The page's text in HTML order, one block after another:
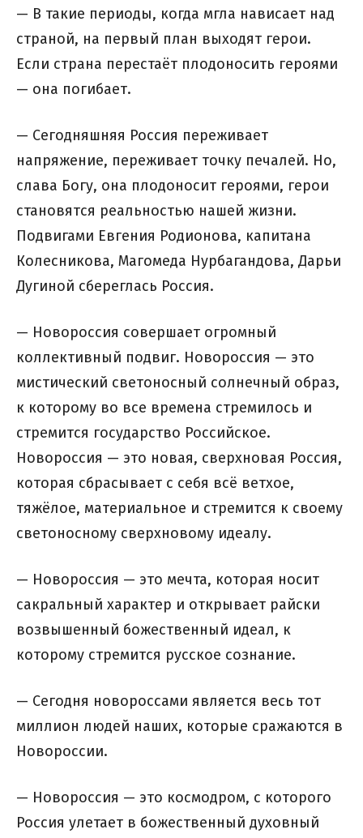
— В такие периоды, когда мгла нависает над
страной, на первый план выходят герои.
Если страна перестаёт плодоносить героями
— она погибает.
— Сегодняшняя Россия переживает
напряжение, переживает точку печалей. Но,
слава Богу, она плодоносит героями, герои
становятся реальностью нашей жизни.
Подвигами Евгения Родионова, капитана
Колесникова, Магомеда Нурбагандова, Дарьи
Дугиной сбереглась Россия.
— Новороссия совершает огромный
коллективный подвиг. Новороссия — это
мистический светоносный солнечный образ,
к которому во все времена стремилось и
стремится государство Российское.
Новороссия — это новая, сверхновая Россия,
которая сбрасывает с себя всё ветхое,
тяжёлое, материальное и стремится к своему
светоносному сверхновому идеалу.
— Новороссия — это мечта, которая носит
сакральный характер и открывает райски
возвышенный божественный идеал, к
которому стремится русское сознание.
— Сегодня новороссами является весь тот
миллион людей наших, которые сражаются в
Новороссии.
— Новороссия — это космодром, с которого
Россия улетает в божественный духовный